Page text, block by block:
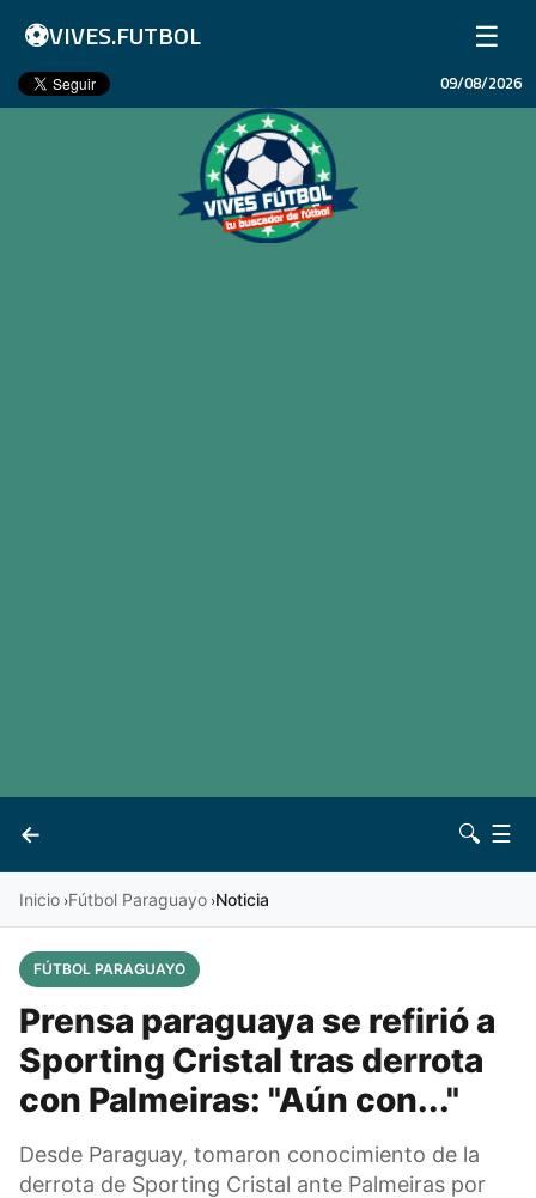
⚽VIVES.FUTBOL ☰
Inicio
09/08/2026
←
Vives 🔍 ☰
Inicio ›Fútbol Paraguayo ›Noticia
FÚTBOL PARAGUAYO
Prensa paraguaya se refirió a
Sporting Cristal tras derrota
con Palmeiras: "Aún con..."
Desde Paraguay, tomaron conocimiento de la
derrota de Sporting Cristal ante Palmeiras por